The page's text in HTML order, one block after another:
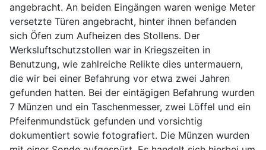
angebracht. An beiden Eingängen waren wenige Meter
versetzte Türen angebracht, hinter ihnen befanden
sich Öfen zum Aufheizen des Stollens. Der
Werksluftschutzstollen war in Kriegszeiten in
Benutzung, wie zahlreiche Relikte dies untermauern,
die wir bei einer Befahrung vor etwa zwei Jahren
gefunden hatten. Bei der eintägigen Befahrung wurden
7 Münzen und ein Taschenmesser, zwei Löffel und ein
Pfeifenmundstück gefunden und vorsichtig
dokumentiert sowie fotografiert. Die Münzen wurden